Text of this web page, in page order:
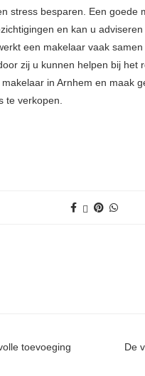
stress besparen. Een
en kan u
een makelaar vaak
zij u kunnen helpen bij het
in Arnhem en maak
te verkopen.
toevoeging
De